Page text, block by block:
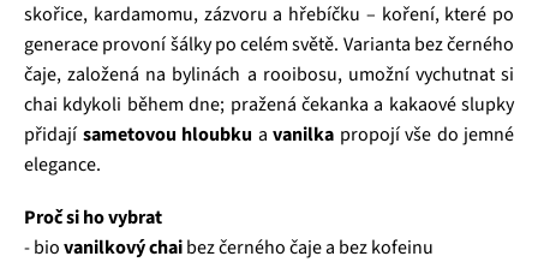
skořice, kardamomu, zázvoru a hřebíčku – koření, které po
generace provoní šálky po celém světě. Varianta bez černého
čaje, založená na bylinách a rooibosu, umožní vychutnat si
chai kdykoli během dne; pražená čekanka a kakaové slupky
přidají sametovou hloubku a vanilka propojí vše do jemné
elegance.
Proč si ho vybrat
- biovanilkový chaibez černého čaje a bez kofeinu